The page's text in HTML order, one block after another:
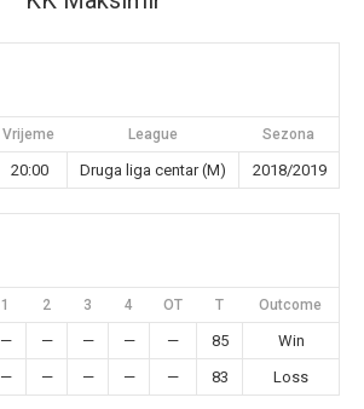
Vrijeme League Sezona
20:00 Druga liga centar (M) 2018/2019
1 2 3 4 OT T Outcome
— — — — — 85
Win
— — — — — 83 Loss